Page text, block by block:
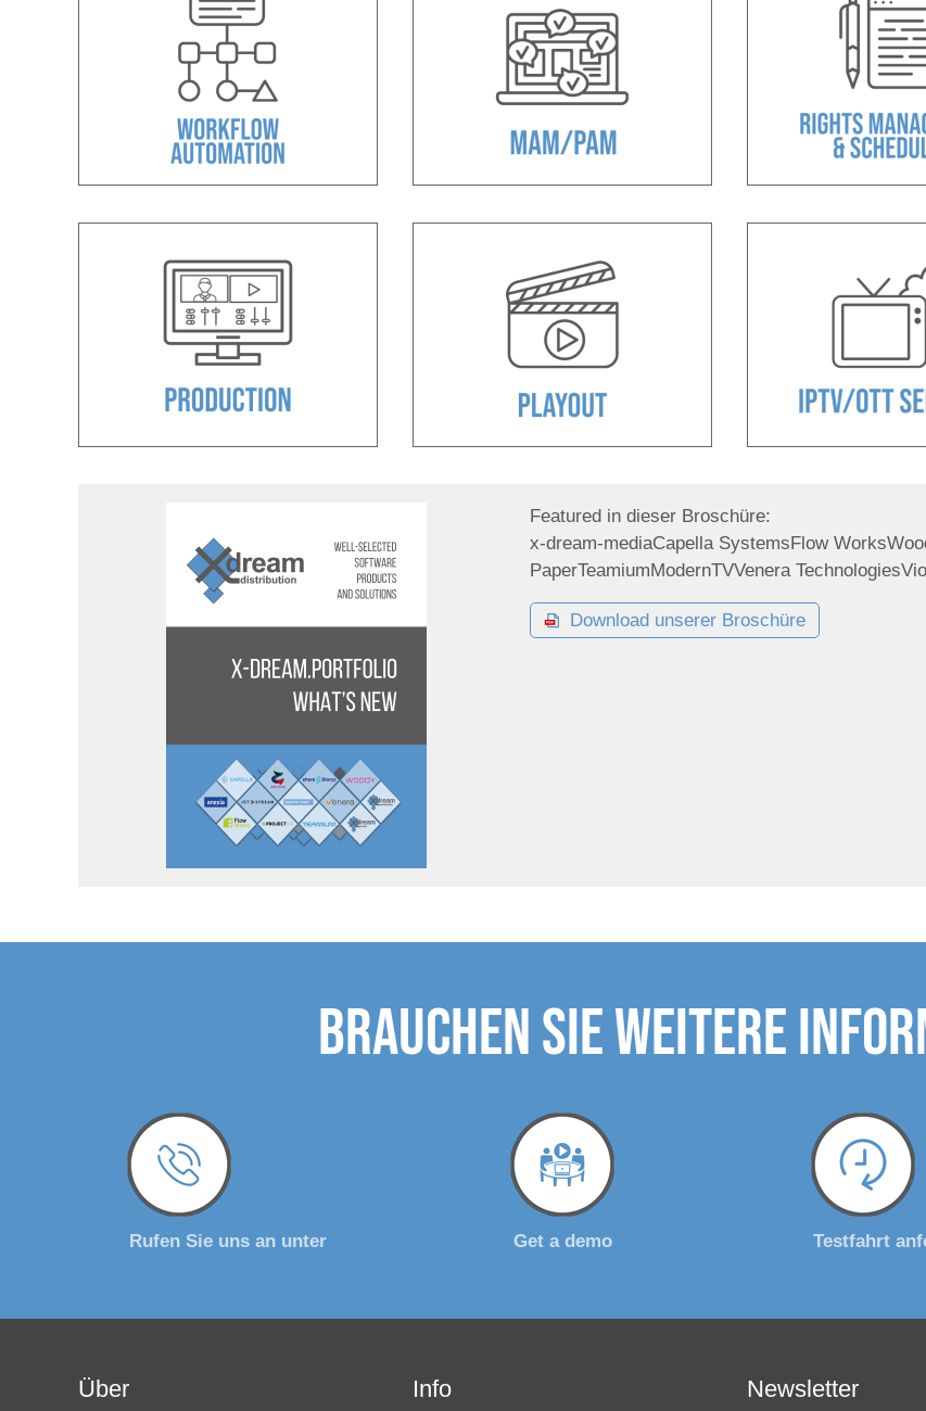
Featured in dieser Broschüre:
x-dream-mediaCapella SystemsFlow Works
PaperTeamiumModernTVVenera Technologies
Download unserer Broschüre
Brauchen Sie weitere
Rufen Sie uns an unter Get a demo Testfahrt
Über Info Newsletter